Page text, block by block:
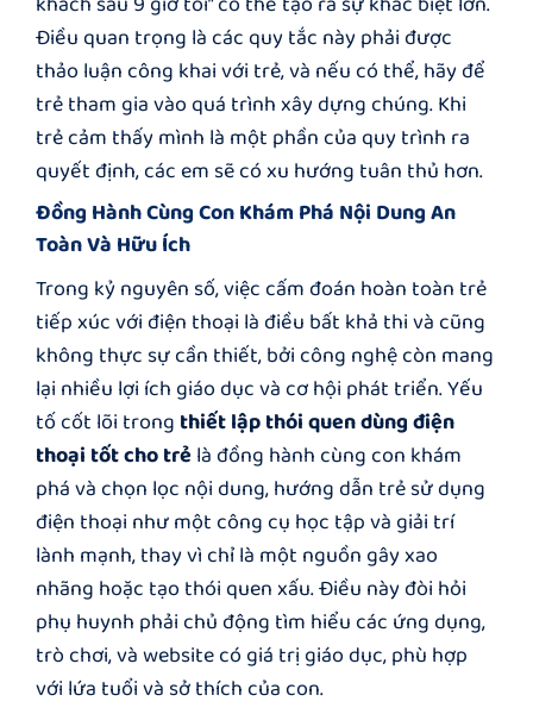
Điều quan trọng là các quy tắc này phải được
thảo luận công khai với trẻ, và nếu có thể, hãy để
trẻ tham gia vào quá trình xây dựng chúng. Khi
trẻ cảm thấy mình là một phần của quy trình ra
quyết định, các em sẽ có xu hướng tuân thủ hơn.
Đồng Hành Cùng Con Khám Phá Nội Dung An
Toàn Và Hữu Ích
Trong kỷ nguyên số, việc cấm đoán hoàn toàn trẻ
tiếp xúc với điện thoại là điều bất khả thi và cũng
không thực sự cần thiết, bởi công nghệ còn mang
lại nhiều lợi ích giáo dục và cơ hội phát triển. Yếu
tố cốt lõi trong thiết lập thói quen dùng điện
thoại tốt cho trẻlà đồng hành cùng con khám
phá và chọn lọc nội dung, hướng dẫn trẻ sử dụng
điện thoại như một công cụ học tập và giải trí
lành mạnh, thay vì chỉ là một nguồn gây xao
nhãng hoặc tạo thói quen xấu. Điều này đòi hỏi
phụ huynh phải chủ động tìm hiểu các ứng dụng,
trò chơi, và website có giá trị giáo dục, phù hợp
với lứa tuổi và sở thích của con.